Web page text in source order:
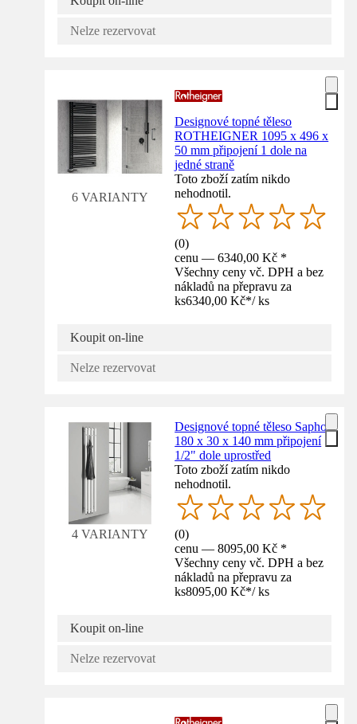
Nelze rezervovat
6 VARIANTY
Designové topné těleso
ROTHEIGNER 1095 x 496 x
50 mm připojení 1 dole na
jedné straně
Toto zboží zatím nikdo
nehodnotil.
(0)
cenu — 6340,00 Kč *
Všechny ceny vč. DPH a bez
nákladů na přepravu za
ks6340,00 Kč*/ ks
Koupit on-line
Nelze rezervovat
4 VARIANTY
Designové topné těleso Sapho
180 x 30 x 140 mm připojení
1/2" dole uprostřed
Toto zboží zatím nikdo
nehodnotil.
(0)
cenu — 8095,00 Kč *
Všechny ceny vč. DPH a bez
nákladů na přepravu za
ks8095,00 Kč*/ ks
Koupit on-line
Nelze rezervovat